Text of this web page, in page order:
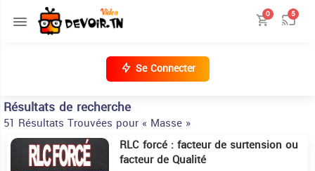
0 5
Se Connecter
Résultats de recherche
51 Résultats Trouvées pour « Masse »
5:58 RLC forcé : facteur de surtension ou
facteur de Qualité